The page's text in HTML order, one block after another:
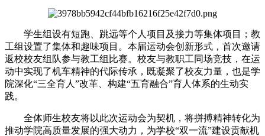
学生组设有短跑、跳远等个人项目及接力等集体项目；教
工组设置了集体和趣味项目。本届运动会创新形式，首次邀请
返校校友组队参与教工组比赛。校友与教职工同场竞技，在运
动中实现了机车精神的代际传承，既凝聚了校友力量，也是学
院深化“三全育人”改革、构建“五育融合”育人体系的生动实
践。
全体师生校友将以此次运动会为契机，将拼搏精神转化为
推动学院高质量发展的强大动力，为学校“双一流”建设贡献机